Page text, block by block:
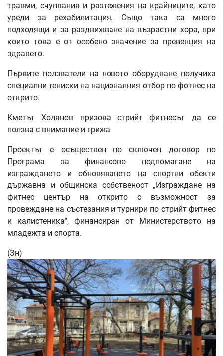
травми, счупвания и разтежения на крайниците, като
уреди за рехабилитация. Също така са много
подходящи и за раздвижване на възрастни хора, при
които това е от особено значение за превенция на
здравето.
Първите ползватели на новото оборудване получиха
специални тениски на националния отбор по фотнес на
открито.
Кметът Холянов призова стрийт фитнесът да се
ползва с внимание и грижа.
Проектът е осъществен по сключен договор по
Програма за финансово подпомагане на
изграждането и обновяването на спортни обекти
държавна и общинска собственост „Изграждане на
фитнес център на открито с възможност за
провеждане на състезания и турнири по стрийт фитнес
и калистеника“, финансиран от Министерството на
младежта и спорта.
(Зн)